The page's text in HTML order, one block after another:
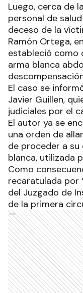
Luego, cerca de
personal de
deceso de la
Ramón Ortega,
estableció como
arma blanca
El caso se
Javier Guillen,
judiciales por el
El autor ya se
una orden de
de proceder a
blanca, utilizada
Como
recaratulada por
del Juzgado de
de la primera
Ads